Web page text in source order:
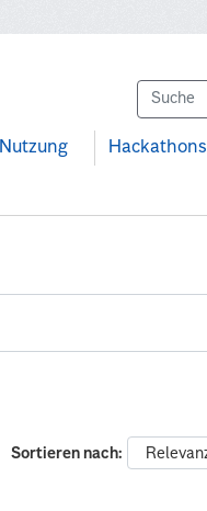
Nutzung Hackathons
Sortieren nach